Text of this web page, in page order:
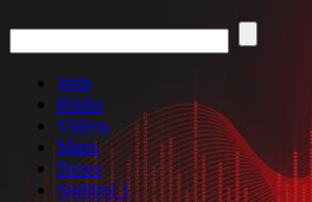
Web
Bilder
Videos
Maps
News
Südtirol 1